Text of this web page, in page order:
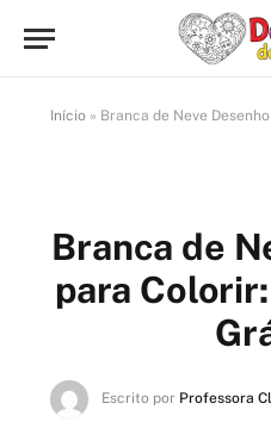
Início » Branca de Neve
Branca de
para
Escrito por Professora